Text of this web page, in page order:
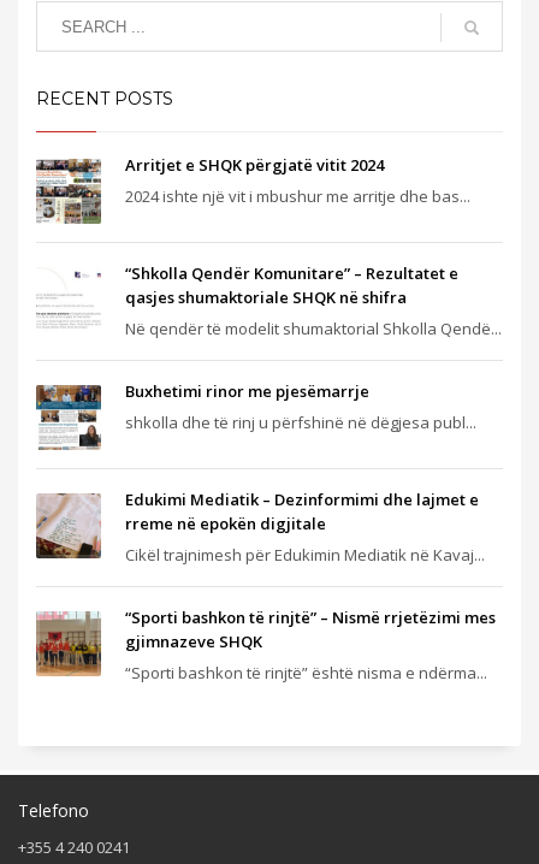
RECENT POSTS
Arritjet e SHQK përgjatë vitit 2024
2024 ishte një vit i mbushur me arritje dhe bas...
“Shkolla Qendër Komunitare” – Rezultatet e
qasjes shumaktoriale SHQK në shifra
Në qendër të modelit shumaktorial Shkolla Qendë...
Buxhetimi rinor me pjesëmarrje
shkolla dhe të rinj u përfshinë në dëgjesa publ...
Edukimi Mediatik – Dezinformimi dhe lajmet e
rreme në epokën digjitale
Cikël trajnimesh për Edukimin Mediatik në Kavaj...
“Sporti bashkon të rinjtë” – Nismë rrjetëzimi mes
gjimnazeve SHQK
“Sporti bashkon të rinjtë” është nisma e ndërma...
Telefono
+355 4 240 0241